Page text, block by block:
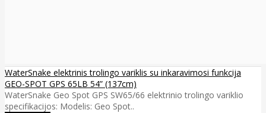
WaterSnake elektrinis trolingo variklis su inkaravimosi funkcija
GEO-SPOT GPS 65LB 54” (137cm)
WaterSnake Geo Spot GPS SW65/66 elektrinio trolingo variklio
specifikacijos: Modelis: Geo Spot..